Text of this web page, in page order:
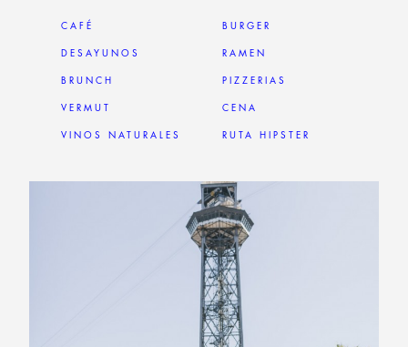
CAFÉ
DESAYUNOS
BRUNCH
VERMUT
VINOS NATURALES
BURGER
RAMEN
PIZZERIAS
CENA
RUTA HIPSTER